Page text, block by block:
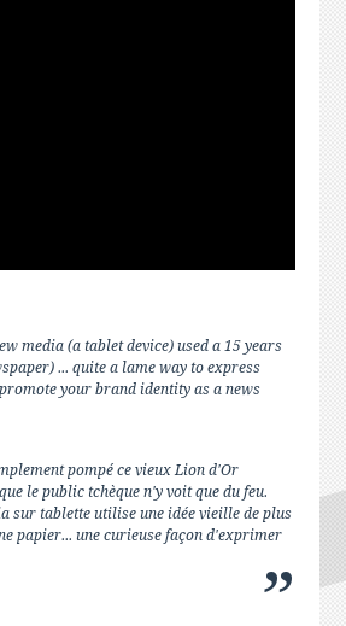
media (a tablet device) used a 15 years
... quite a lame way to express
your brand identity as a news
pompé ce vieux Lion d'Or
le public tchèque n'y voit que du feu.
sur tablette utilise une idée vieille de plus
papier... une curieuse façon d'exprimer